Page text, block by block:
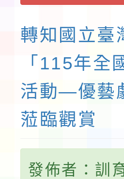
轉知國立臺
「115年全
活動—優藝
蒞臨觀賞
發佈者：訓